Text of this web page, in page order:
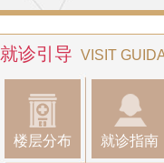
就诊引导 VISIT
楼层分布 就诊指南